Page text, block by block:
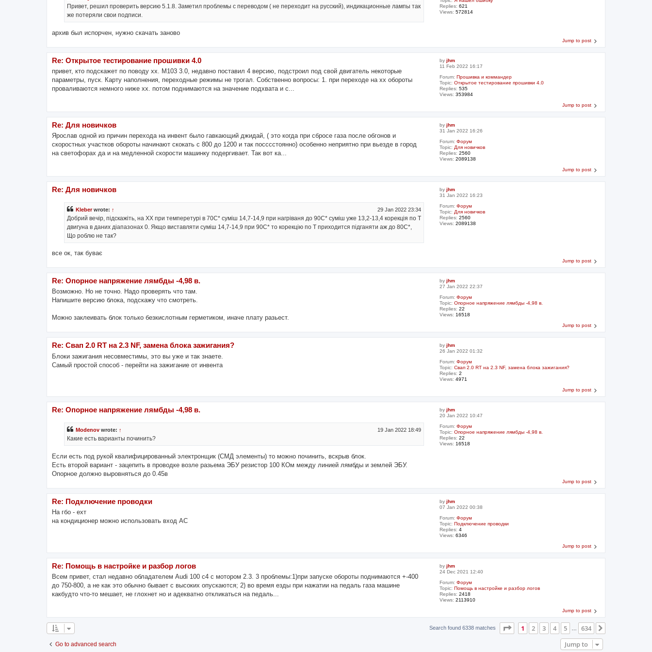
Replies: 621
Views: 572814
Привет, решил проверить версию 5.1.8. Заметил проблемы с переводом ( не переходит на русский), индикационные лампы так
же потеряли свои подписи.
архив был испорчен, нужно скачать заново
Jump to post
by jhm
11 Feb 2022 16:17
Forum: Прошивка и коммандер
Topic: Открытое тестирование прошивки 4.0
Replies: 535
Views: 353984
Re: Открытое тестирование прошивки 4.0
привет, кто подскажет по поводу хх. М103 3.0, недавно поставил 4 версию, подстроил под свой двигатель некоторые
параметры, пуск. Карту наполнения, переходные режимы не трогал. Собственно вопросы: 1. при переходе на хх обороты
проваливаются немного ниже хх. потом поднимаются на значение подхвата и с...
Jump to post
by jhm
31 Jan 2022 16:26
Forum: Форум
Topic: Для новичков
Replies: 2560
Views: 2089138
Re: Для новичков
Ярослав одной из причин перехода на инвент было гавкающий джидай, ( это когда при сбросе газа после обгонов и
скоростных участков обороты начинают скокать с 800 до 1200 и так посссстоянно) особенно неприятно при вьезде в город
на светофорах да и на медленной скорости машинку подергивает. Так вот ка...
Jump to post
by jhm
31 Jan 2022 16:23
Forum: Форум
Topic: Для новичков
Replies: 2560
Views: 2089138
Re: Для новичков
Kleberwrote: ↑ 29 Jan 2022 23:34
Добрий вечір, підскажіть, на ХХ при темперетурі в 70С* суміш 14,7-14,9 при нагріваня до 90С* суміш уже 13,2-13,4 корекція по Т
двигуна в даних діапазонах 0. Якщо виставляти суміш 14,7-14,9 при 90С* то корекцію по Т приходится підганяти аж до 80С*,
Що роблю не так?
все ок, так буває
Jump to post
by jhm
27 Jan 2022 22:37
Forum: Форум
Topic: Опорное напряжение лямбды -4,98 в.
Replies: 22
Views: 16518
Re: Опорное напряжение лямбды -4,98 в.
Возможно. Но не точно. Надо проверять что там.
Напишите версию блока, подскажу что смотреть.
Можно заклеивать блок только безкислотным герметиком, иначе плату разьест.
Jump to post
by jhm
26 Jan 2022 01:32
Forum: Форум
Topic: Свап 2.0 RT на 2.3 NF, замена блока зажигания?
Replies: 2
Views: 4971
Re: Свап 2.0 RT на 2.3 NF, замена блока зажигания?
Блоки зажигания несовместимы, это вы уже и так знаете.
Самый простой способ - перейти на зажигание от инвента
Jump to post
by jhm
20 Jan 2022 10:47
Forum: Форум
Topic: Опорное напряжение лямбды -4,98 в.
Replies: 22
Views: 16518
Re: Опорное напряжение лямбды -4,98 в.
Modenov wrote: ↑ 19 Jan 2022 18:49
Какие есть варианты починить?
Если есть под рукой квалифицированный электронщик (СМД элементы) то можно починить, вскрыв блок.
Есть второй вариант - зацепить в проводке возле разьема ЭБУ резистор 100 КОм между линией лямбды и землей ЭБУ.
Опорное должно выровняться до 0.45в
Jump to post
by jhm
07 Jan 2022 00:38
Forum: Форум
Topic: Подключение проводки
Replies: 4
Views: 6346
Re: Подключение проводки
На гбо - ехт
на кондиционер можно использовать вход АС
Jump to post
by jhm
24 Dec 2021 12:40
Forum: Форум
Topic: Помощь в настройке и разбор логов
Replies: 2418
Views: 2113910
Re: Помощь в настройке и разбор логов
Всем привет, стал недавно обладателем Audi 100 c4 с мотором 2.3. 3 проблемы:1)при запуске обороты поднимаются +-400
до 750-800, а не как это обычно бывает с высоких опускаются; 2) во время езды при нажатии на педаль газа машине
какбудто что-то мешает, не глохнет но и адекватно откликаться на педаль...
Jump to post
Search found 6338 matches Page of 634
1 2 3 4 5 634
Go to advanced search Jump to